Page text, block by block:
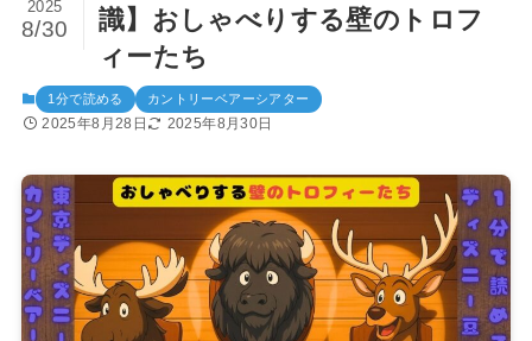
識】おしゃべりする壁のトロフ
ィーたち
2025
8/30
1分で読める カントリーベアーシアター
2025年8月28日 2025年8月30日